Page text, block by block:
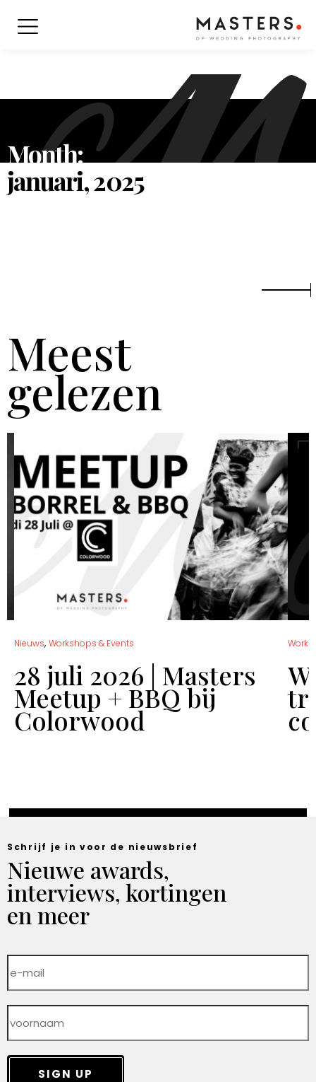
Month:
januari, 2025
Meest
gelezen
Nieuws, Workshops & Events
28 juli 2026 | Masters
Meetup + BBQ bij
Colorwood
Schrijf je in voor de nieuwsbrief
Nieuwe awards,
interviews, kortingen
en meer
SIGN UP